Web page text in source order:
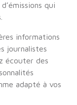
qui
informations
journalistes
écouter des
adapté à vos